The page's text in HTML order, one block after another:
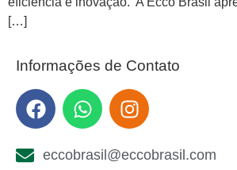
[…]
Informações de Contato
eccobrasil@eccobrasil.com